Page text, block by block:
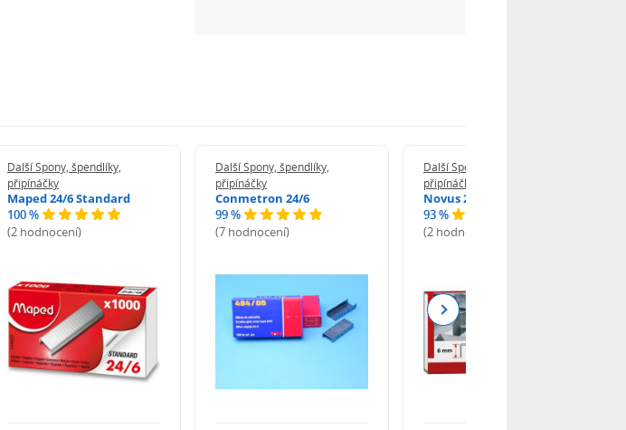
Další Spony, špendlíky,
připínáčky
Maped 24/6 Standard
100 %
(2 hodnocení)
Další Spony, špendlíky,
připínáčky
Conmetron 24/6
99 %
(7 hodnocení)
Další Spony, špendlíky,
připínáčky
Novus 24/6
93 %
(2 hodnocení)
Next